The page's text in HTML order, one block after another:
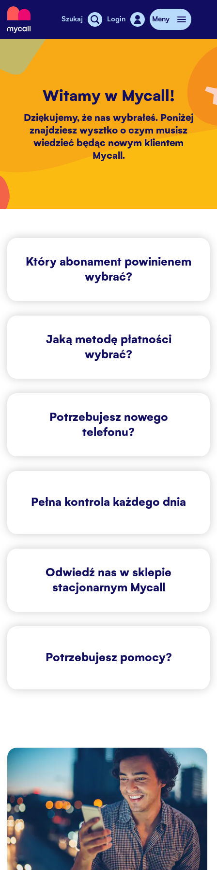
Mycall
Szukaj Login Meny
Doładowanie
Dodatkowy internet
Telefony komórkowe
Witamy w Mycall!
Dziękujemy, że nas wybrałeś. Poniżej
znajdziesz wysztko o czym musisz
wiedzieć będąc nowym klientem
Mycall.
Który abonament powinienem
wybrać?
Jaką metodę płatności
wybrać?
Potrzebujesz nowego
telefonu?
Pełna kontrola każdego dnia
Odwiedź nas w sklepie
stacjonarnym Mycall
Potrzebujesz pomocy?